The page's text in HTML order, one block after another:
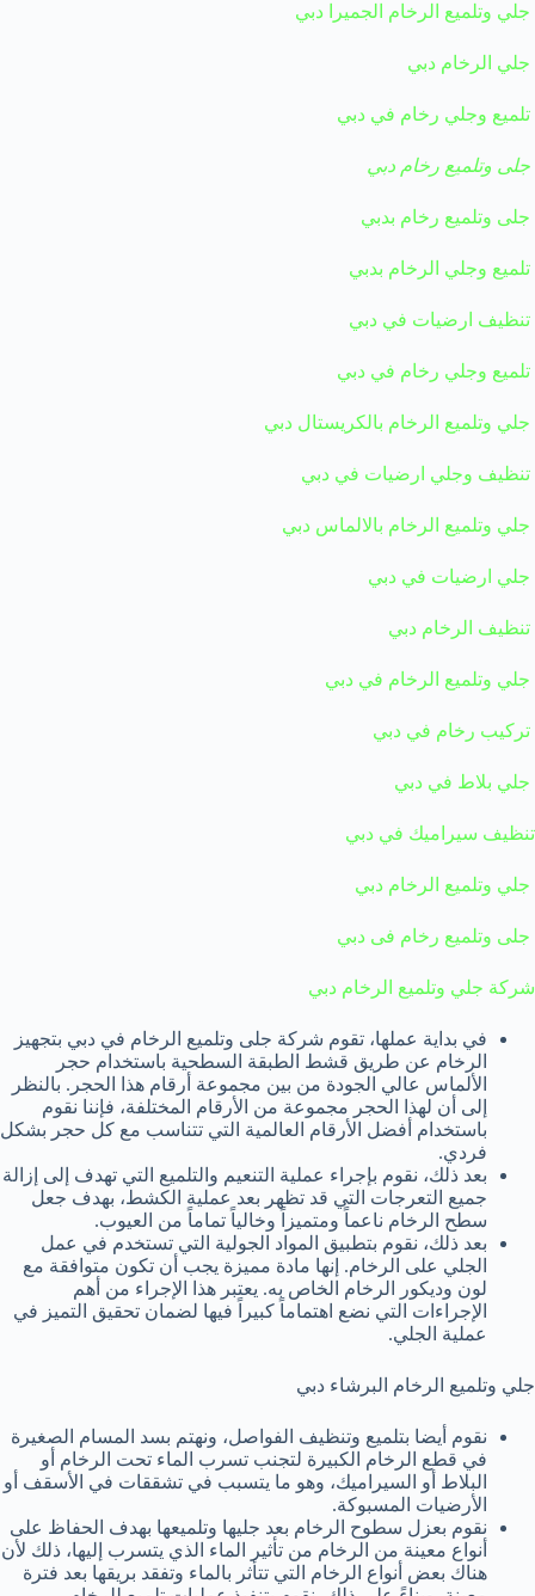
جلي وتلميع الرخام الجميرا دبي
جلي الرخام دبي
تلميع وجلي رخام في دبي
جلى وتلميع رخام دبي
جلى وتلميع رخام بدبي
تلميع وجلي الرخام بدبي
تنظيف ارضيات في دبي
تلميع وجلي رخام في دبي
جلي وتلميع الرخام بالكريستال دبي
تنظيف وجلي ارضيات في دبي
جلي وتلميع الرخام بالالماس دبي
جلي ارضيات في دبي
تنظيف الرخام دبي
جلي وتلميع الرخام في دبي
تركيب رخام في دبي
جلي بلاط في دبي
تنظيف سيراميك في دبي
جلي وتلميع الرخام دبي
جلى وتلميع رخام فى دبي
شركة جلي وتلميع الرخام دبي
في بداية عملها، تقوم شركة جلى وتلميع الرخام في دبي بتجهيز
الرخام عن طريق قشط الطبقة السطحية باستخدام حجر
الألماس عالي الجودة من بين مجموعة أرقام هذا الحجر. بالنظر
إلى أن لهذا الحجر مجموعة من الأرقام المختلفة، فإننا نقوم
باستخدام أفضل الأرقام العالمية التي تتناسب مع كل حجر بشكل
فردي.
بعد ذلك، نقوم بإجراء عملية التنعيم والتلميع التي تهدف إلى إزالة
جميع التعرجات التي قد تظهر بعد عملية الكشط، بهدف جعل
سطح الرخام ناعماً ومتميزاً وخالياً تماماً من العيوب.
بعد ذلك، نقوم بتطبيق المواد الجولية التي تستخدم في عمل
الجلي على الرخام. إنها مادة مميزة يجب أن تكون متوافقة مع
لون وديكور الرخام الخاص به. يعتبر هذا الإجراء من أهم
الإجراءات التي نضع اهتماماً كبيراً فيها لضمان تحقيق التميز في
عملية الجلي.
جلي وتلميع الرخام البرشاء دبي
نقوم أيضا بتلميع وتنظيف الفواصل، ونهتم بسد المسام الصغيرة
في قطع الرخام الكبيرة لتجنب تسرب الماء تحت الرخام أو
البلاط أو السيراميك، وهو ما يتسبب في تشققات في الأسقف أو
الأرضيات المسبوكة.
نقوم بعزل سطوح الرخام بعد جليها وتلميعها بهدف الحفاظ على
أنواع معينة من الرخام من تأثير الماء الذي يتسرب إليها، ذلك لأن
هناك بعض أنواع الرخام التي تتأثر بالماء وتفقد بريقها بعد فترة